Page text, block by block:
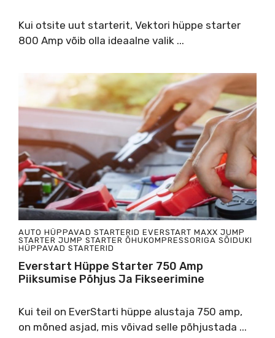
Kui otsite uut starterit, Vektori hüppe starter
800 Amp võib olla ideaalne valik ...
AUTO HÜPPAVAD STARTERID EVERSTART MAXX JUMP
STARTER JUMP STARTER ÕHUKOMPRESSORIGA SÕIDUKI
HÜPPAVAD STARTERID
Everstart Hüppe Starter 750 Amp
Piiksumise Põhjus Ja Fikseerimine
Kui teil on EverStarti hüppe alustaja 750 amp,
on mõned asjad, mis võivad selle põhjustada ...